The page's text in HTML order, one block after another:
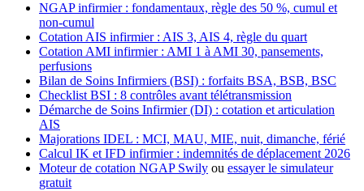
NGAP infirmier : fondamentaux, règle des 50 %, cumul et
non-cumul
Cotation AIS infirmier : AIS 3, AIS 4, règle du quart
Cotation AMI infirmier : AMI 1 à AMI 30, pansements,
perfusions
Bilan de Soins Infirmiers (BSI) : forfaits BSA, BSB, BSC
Checklist BSI : 8 contrôles avant télétransmission
Démarche de Soins Infirmier (DI) : cotation et articulation
AIS
Majorations IDEL : MCI, MAU, MIE, nuit, dimanche, férié
Calcul IK et IFD infirmier : indemnités de déplacement 2026
Moteur de cotation NGAP Swily ou essayer le simulateur
gratuit